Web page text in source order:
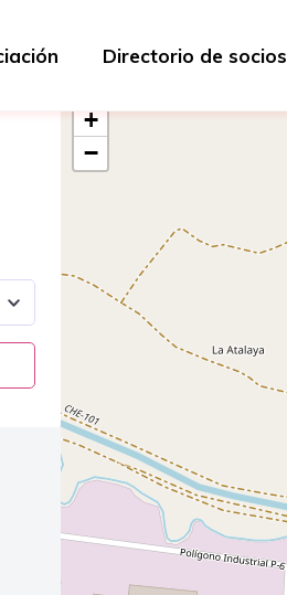
Directorio de socios
+
−